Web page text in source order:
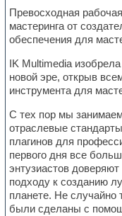
Превосходная
мастеринга от
обеспечения для
IK Multimedia
новой эре, открыв
инструмента для
С тех пор мы
отраслевые
плагинов для
первого дня все
энтузиастов
подходу к созданию
планете. Не
были сделаны с